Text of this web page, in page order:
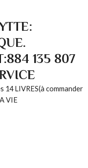
135 807
14 LIVRES(à commander
VIE